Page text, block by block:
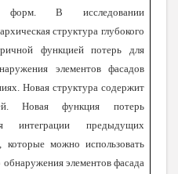
форм. В исследовании
структура глубокого
функцией потерь для
элементов фасадов
Новая структура содержит
Новая функция потерь
интеграции предыдущих
которые можно использовать
обнаружения элементов фасада